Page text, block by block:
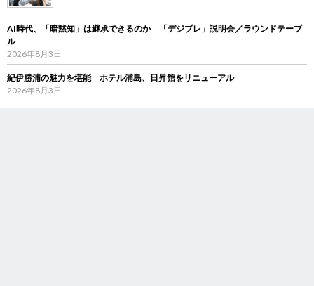
AI時代、「暗黙知」は継承できるのか 「デジブレ」説明会／ラウンドテーブ
ル
2026年8月3日
紀伊勝浦の魅力を堪能 ホテル浦島、日昇館をリニューアル
2026年8月3日